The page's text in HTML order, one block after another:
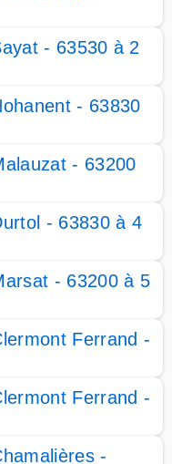
- 63530 à 2
- 63830
- 63200
- 63830 à 4
- 63200 à 5
Ferrand -
Ferrand -
-